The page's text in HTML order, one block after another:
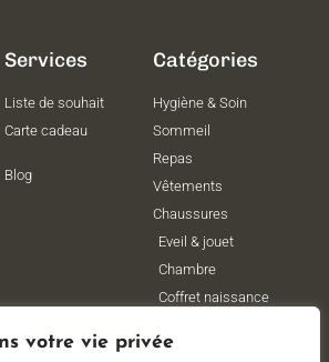
votre vie privée
Services
Liste de souhait
Carte cadeau
Blog
Catégories
Hygiène & Soin
Sommeil
Repas
Vêtements
Chaussures
Eveil & jouet
Chambre
Coffret naissance
Vêtements de